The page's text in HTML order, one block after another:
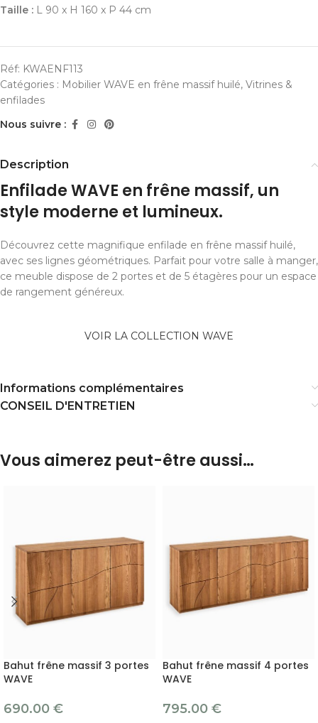
Taille : L 90 x H 160 x P 44 cm
Réf: KWAENF113
Catégories : Mobilier WAVE en frêne massif huilé, Vitrines &
enfilades
Nous suivre :
Description
Enfilade WAVE en frêne massif, un
style moderne et lumineux.
Découvrez cette magnifique enfilade en frêne massif huilé,
avec ses lignes géométriques. Parfait pour votre salle à manger,
ce meuble dispose de 2 portes et de 5 étagères pour un espace
de rangement généreux.
VOIR LA COLLECTION WAVE
Informations complémentaires
CONSEIL D'ENTRETIEN
Vous aimerez peut-être aussi…
Bahut frêne massif 3 portes
WAVE
690.00 €
Bahut frêne massif 4 portes
WAVE
795.00 €